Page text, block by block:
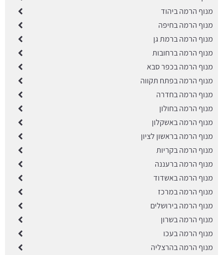
מנוף הרמה ביהוד
מנוף הרמה בחיפה
מנוף הרמה ברמת גן
מנוף הרמה ברחובות
מנוף הרמה בכפר סבא
מנוף הרמה בפתח תקווה
מנוף הרמה בחדרה
מנוף הרמה בחולון
מנוף הרמה באשקלון
מנוף הרמה בראשון לציון
מנוף הרמה בקריות
מנוף הרמה ברעננה
מנוף הרמה באשדוד
מנוף הרמה במרכז
מנוף הרמה בירושלים
מנוף הרמה בשרון
מנוף הרמה בעכו
מנוף הרמה בהרצליה